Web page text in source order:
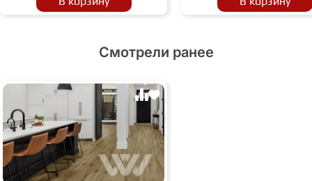
Смотрели ранее